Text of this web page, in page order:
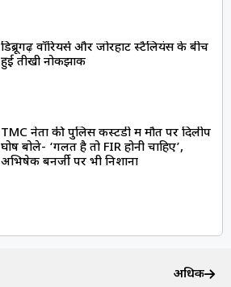
डिब्रूगढ़ वॉरियर्स और जोरहाट स्टैलियंस के बीच
हुई तीखी नोकझोंक
TMC नेता की पुलिस कस्टडी में मौत पर दिलीप
घोष बोले- ‘गलत है तो FIR होनी चाहिए’,
अभिषेक बनर्जी पर भी निशाना
अधिक